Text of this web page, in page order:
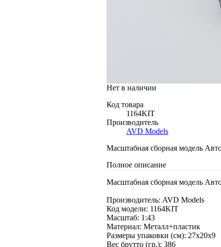
Нет в наличии
Код товара
1164KIT
Производитель
AVD Models
Масштабная сборная модель
Полное описание
Масштабная сборная модель
Производитель: AVD Models
Код модели: 1164KIT
Масштаб: 1:43
Материал: Металл+пластик
Размеры упаковки (см): 27x20x9
Вес брутто (гр.): 386